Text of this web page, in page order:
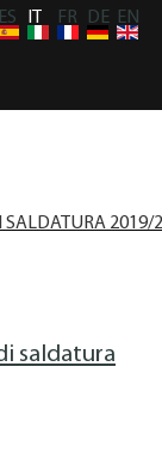
ES FR DE EN
SALDATURA 2019/
saldatura